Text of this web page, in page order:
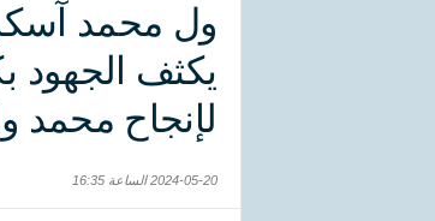
ول محمد آسكر
يكثف الجهود
لإنجاح محمد
2024-05-20 الساعة 16:35